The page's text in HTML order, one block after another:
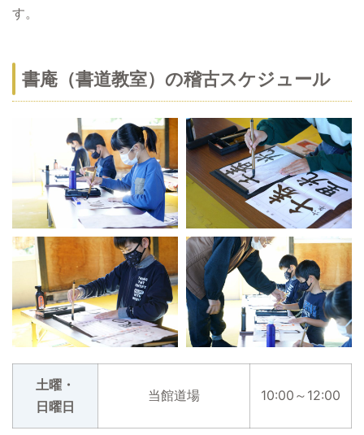
す。
書庵（書道教室）の稽古スケジュール
土曜・
日曜日
当館道場 10:00～12:00